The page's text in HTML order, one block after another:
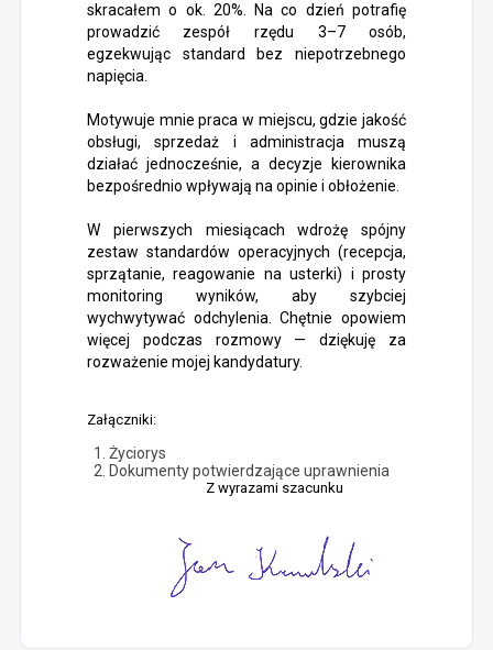
skracałem o ok. 20%. Na co dzień potrafię
prowadzić zespół rzędu 3–7 osób,
egzekwując standard bez niepotrzebnego
napięcia.
Motywuje mnie praca w miejscu, gdzie jakość
obsługi, sprzedaż i administracja muszą
działać jednocześnie, a decyzje kierownika
bezpośrednio wpływają na opinie i obłożenie.
W pierwszych miesiącach wdrożę spójny
zestaw standardów operacyjnych (recepcja,
sprzątanie, reagowanie na usterki) i prosty
monitoring wyników, aby szybciej
wychwytywać odchylenia. Chętnie opowiem
więcej podczas rozmowy — dziękuję za
rozważenie mojej kandydatury.
Załączniki:
Życiorys
Dokumenty potwierdzające uprawnienia
Z wyrazami szacunku